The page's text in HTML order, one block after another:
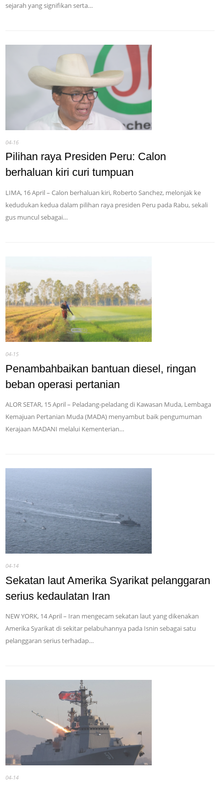
sejarah yang signifikan serta…
04-16
Pilihan raya Presiden Peru: Calon
berhaluan kiri curi tumpuan
LIMA, 16 April – Calon berhaluan kiri, Roberto Sanchez, melonjak ke
kedudukan kedua dalam pilihan raya presiden Peru pada Rabu, sekali
gus muncul sebagai…
04-15
Penambahbaikan bantuan diesel, ringan
beban operasi pertanian
ALOR SETAR, 15 April – Peladang-peladang di Kawasan Muda, Lembaga
Kemajuan Pertanian Muda (MADA) menyambut baik pengumuman
Kerajaan MADANI melalui Kementerian…
04-14
Sekatan laut Amerika Syarikat pelanggaran
serius kedaulatan Iran
NEW YORK, 14 April – Iran mengecam sekatan laut yang dikenakan
Amerika Syarikat di sekitar pelabuhannya pada Isnin sebagai satu
pelanggaran serius terhadap…
04-14